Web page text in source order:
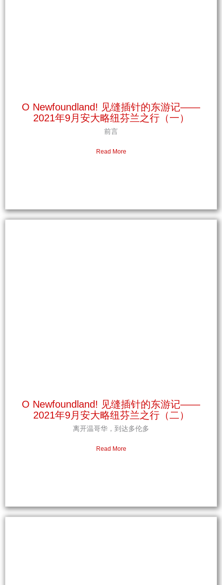
O Newfoundland! 见缝插针的东游记——
2021年9月安大略纽芬兰之行（一）
前言
Read More
O Newfoundland! 见缝插针的东游记——
2021年9月安大略纽芬兰之行（二）
离开温哥华，到达多伦多
Read More